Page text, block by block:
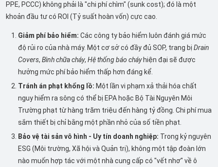
PPE, PCCC) không phải là "chi phí chìm" (sunk cost); đó là một
khoản đầu tư có ROI (Tỷ suất hoàn vốn) cực cao.
Giảm phí bảo hiểm: Các công ty bảo hiểm luôn đánh giá mức
độ rủi ro của nhà máy. Một cơ sở có đầy đủ SOP, trang bịDrain
Covers,Bình chữa cháy,Hệ thống báo cháyhiện đại sẽ được
hưởng mức phí bảo hiểm thấp hơn đáng kể.
Tránh án phạt khổng lồ: Một lần vi phạm xả thải hóa chất
nguy hiểm ra sông có thể bị EPA hoặc Bộ Tài Nguyên Môi
Trường phạt từ hàng trăm triệu đến hàng tỷ đồng. Chi phí mua
sắm thiết bị chỉ bằng một phần nhỏ của số tiền phạt.
Bảo vệ tài sản vô hình - Uy tín doanh nghiệp: Trong kỷ nguyên
ESG (Môi trường, Xã hội và Quản trị), không một tập đoàn lớn
nào muốn hợp tác với một nhà cung cấp có "vết nhơ" về ô